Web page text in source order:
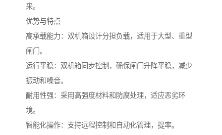
来。
优势与特点
高承载能力：双机箱设计分担负载，适用于大型、重型
闸门。
运行平稳：双机箱同步控制，确保闸门升降平稳，减少
振动和噪音。
耐用性强：采用高强度材料和防腐处理，适应恶劣环
境。
智能化操作：支持远程控制和自动化管理，提率。